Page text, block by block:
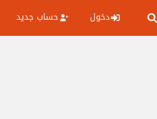
دخول حساب جديد